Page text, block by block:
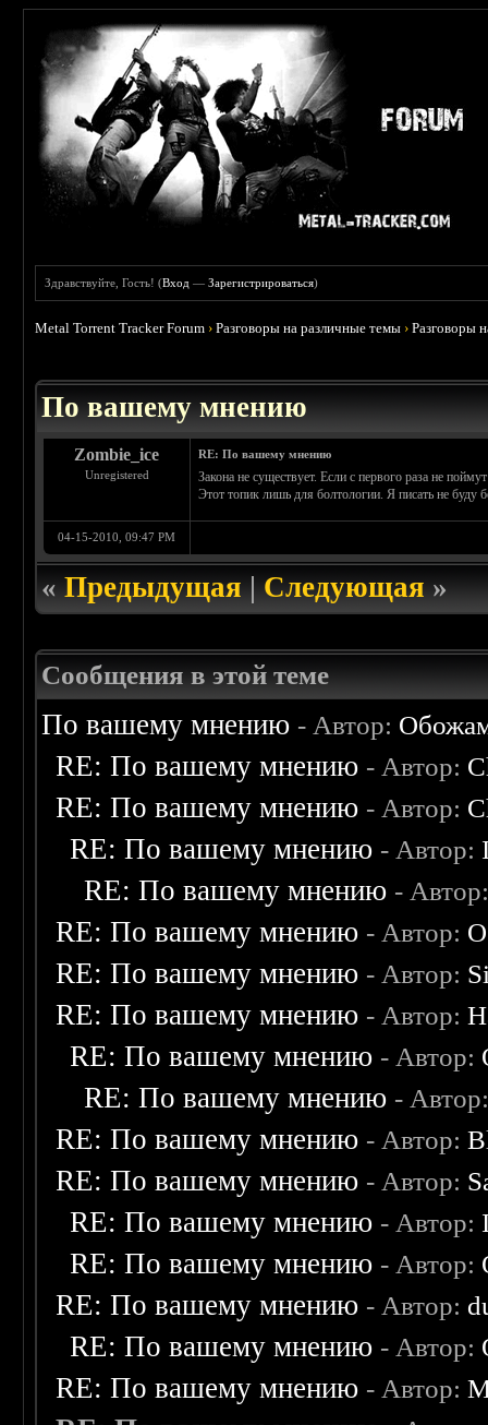
Здравствуйте, Гость! (Вход —Зарегистрироваться)
Metal Torrent Tracker Forum ›Разговоры на различные темы ›Разговоры
По вашему мнению
Zombie_ice
Unregistered
RE: По вашему мнению
Закона не существует. Если с первого раза не
Этот топик лишь для болтологии. Я писать не буду
04-15-2010, 09:47 PM
«Предыдущая|Следующая»
Сообщения в этой теме
По вашему мнению - Автор:
RE: По вашему мнению - Автор:
RE: По вашему мнению - Автор:
RE: По вашему мнению - Автор:
RE: По вашему мнению -
RE: По вашему мнению - Автор:
RE: По вашему мнению - Автор:
RE: По вашему мнению - Автор:
RE: По вашему мнению - Автор:
RE: По вашему мнению -
RE: По вашему мнению - Автор:
RE: По вашему мнению - Автор:
RE: По вашему мнению - Автор:
RE: По вашему мнению - Автор:
RE: По вашему мнению - Автор:
RE: По вашему мнению - Автор:
RE: По вашему мнению - Автор: